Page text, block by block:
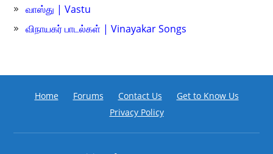
வாஸ்து | Vastu
விநாயகர் பாடல்கள் | Vinayakar Songs
Home Forums Contact Us
Get to Know Us
Privacy Policy